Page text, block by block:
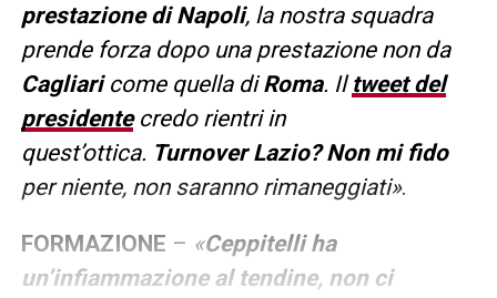
prestazione di Napoli, la nostra squadra
prende forza dopo una prestazione non da
Cagliaricome quella diRoma. Iltweet del
presidentecredo rientri in
quest’ottica. Turnover Lazio? Non mi fido
per niente, non saranno rimaneggiati».
FORMAZIONE – «Ceppitelli ha
un’infiammazione al tendine, non ci